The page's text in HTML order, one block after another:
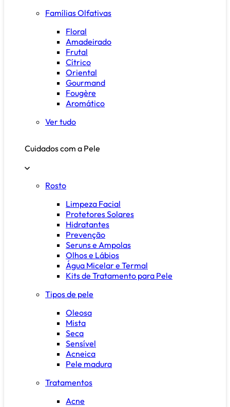
Famílias Olfativas
Floral
Amadeirado
Frutal
Cítrico
Oriental
Gourmand
Fougère
Aromático
Ver tudo
Cuidados com a Pele
Rosto
Limpeza Facial
Protetores Solares
Hidratantes
Prevenção
Seruns e Ampolas
Olhos e Lábios
Água Micelar e Termal
Kits de Tratamento para Pele
Tipos de pele
Oleosa
Mista
Seca
Sensível
Acneica
Pele madura
Tratamentos
Acne